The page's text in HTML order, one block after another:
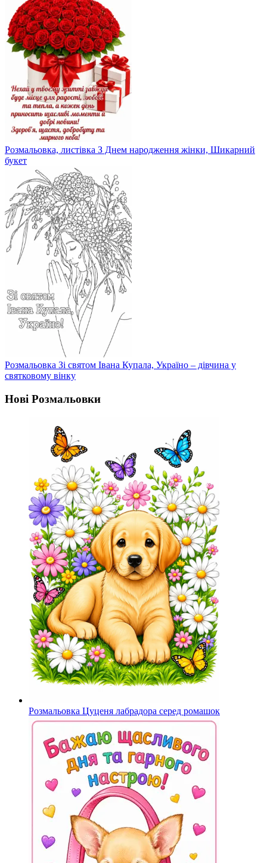
Розмальовка, листівка З Днем народження жінки, Шикарний
букет
Розмальовка Зі святом Івана Купала, Україно – дівчина у
святковому вінку
Нові Розмальовки
Розмальовка Цуценя лабрадора серед ромашок